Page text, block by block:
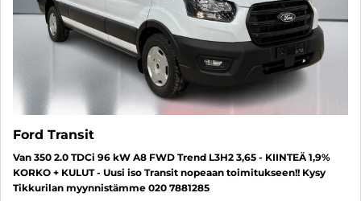
Ford Transit
Van 350 2.0 TDCi 96 kW A8 FWD Trend L3H2 3,65 - KIINTEÄ 1,9%
KORKO + KULUT - Uusi iso Transit nopeaan toimitukseen!! Kysy
Tikkurilan myynnistämme 020 7881285